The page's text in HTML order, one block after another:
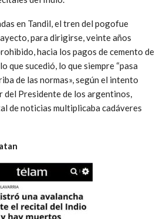
en Tandil, el tren del pogofue
para dirigirse, veinte años
hacia los pagos de cemento de
que sucedió, lo que siempre “pasa
de las normas», según el intento
Presidente de los argentinos,
de noticias multiplicaba cadáveres